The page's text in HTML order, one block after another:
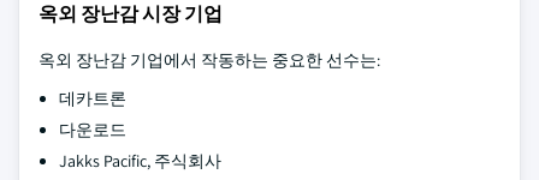
옥외 장난감 시장 기업
옥외 장난감 기업에서 작동하는 중요한 선수는:
데카트론
다운로드
Jakks Pacific, 주식회사